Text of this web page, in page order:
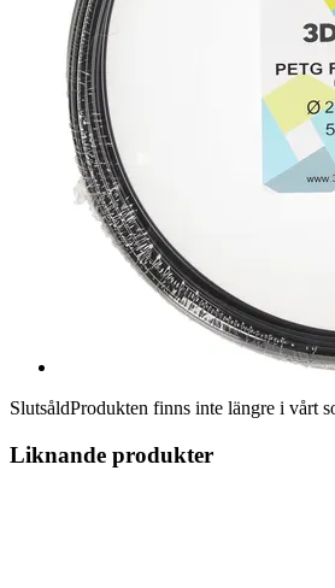
SlutsåldProdukten finns inte längre i vårt
Liknande produkter